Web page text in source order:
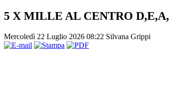
5 X MILLE AL CENTRO D,E,A,
Mercoledì 22 Luglio 2026 08:22 Silvana Grippi